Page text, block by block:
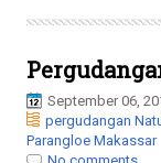
pergudangan
Parangloe Makassar
No comments